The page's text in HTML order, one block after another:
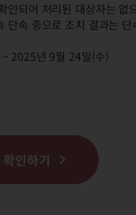
인되어 처리된 대상자는
단속 중으로 조치 결과는
2025년 9월 24일(수)
인하기